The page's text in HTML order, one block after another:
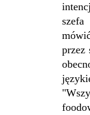
przez